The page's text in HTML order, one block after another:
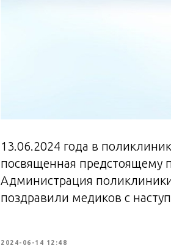
13.06.2024 года в
посвященная предстоящему
Администрация
поздравили медиков с
2024-06-14 12:48